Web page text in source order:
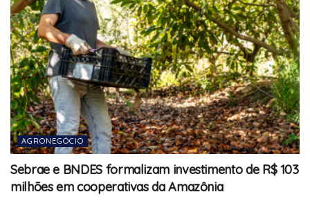
AGRONEGÓCIO
Sebrae e BNDES formalizam investimento de R$ 103
milhões em cooperativas da Amazônia